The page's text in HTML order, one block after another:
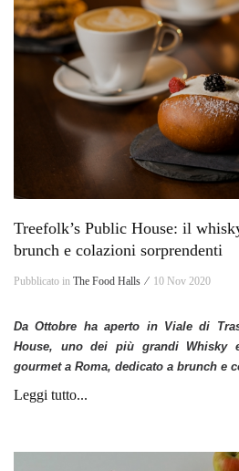
Treefolk’s Public House: il
brunch e colazioni sorprendenti
Pubblicato in The Food Halls ⁄ 10 Nov 2020
Da Ottobre ha aperto in Viale di
House, uno dei più grandi Whisky
gourmet a Roma, dedicato a brunch e
Leggi tutto...